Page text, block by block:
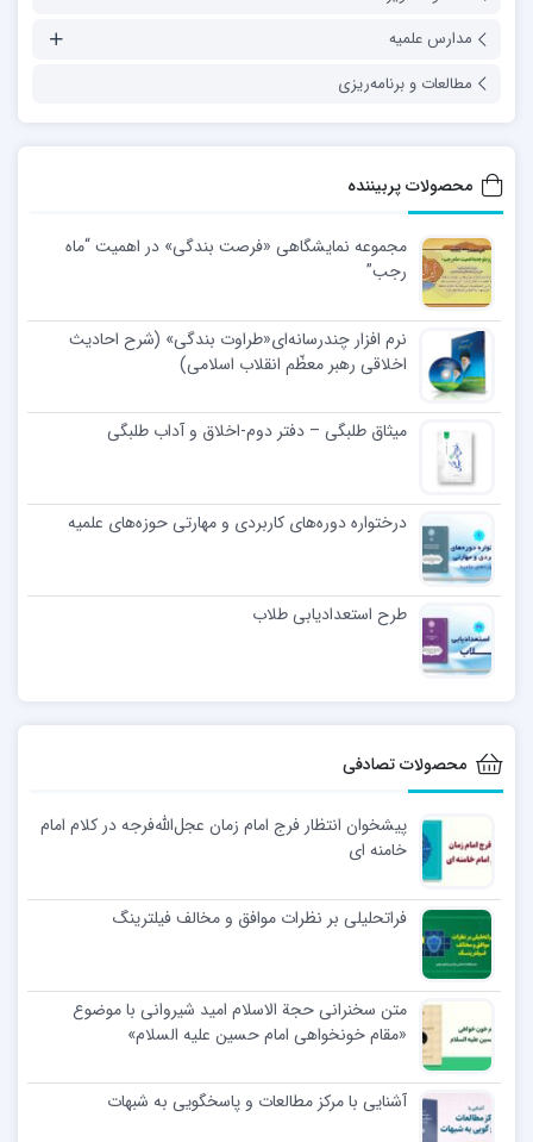
مدارس علمیه
مطالعات و برنامه‌ریزی
محصولات پربیننده
مجموعه نمایشگاهی «فرصت بندگی» در اهمیت “ماه
رجب”
نرم افزار چندرسانه‌ای«طراوت بندگی» (شرح احادیث
اخلاقی رهبر معظّم انقلاب اسلامی)
میثاق طلبگی – دفتر دوم-اخلاق و آداب طلبگی
درختواره دوره‌های کاربردی و مهارتی حوزه‌های علمیه
طرح استعدادیابی طلاب
محصولات تصادفی
پیشخوان انتظار فرج امام زمان عجل‌الله‌فرجه در کلام امام
خامنه ای
فراتحلیلی بر نظرات موافق و مخالف فیلترینگ
متن سخنرانی حجة الاسلام امید شیروانی با موضوع
«مقام خونخواهی امام حسین علیه السلام»
آشنایی با مرکز مطالعات و پاسخگویی به شبهات